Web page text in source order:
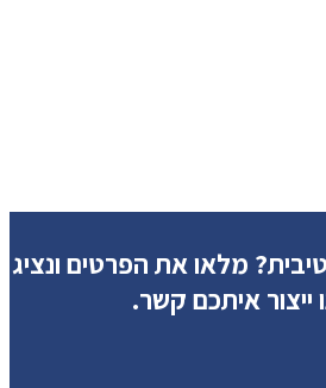
מלאו את הפרטים ונציג
איתכם קשר.